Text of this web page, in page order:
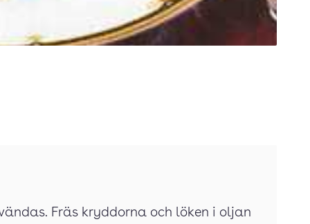
Fräs kryddorna och löken i oljan